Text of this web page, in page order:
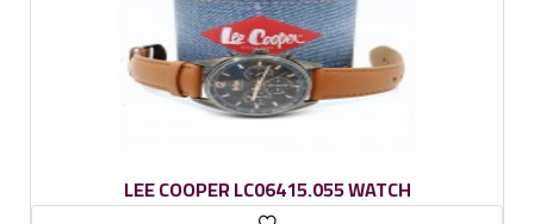
LEE COOPER LC06415.055 WATCH